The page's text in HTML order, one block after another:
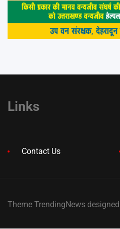
Links
Contact Us
Theme TrendingNews